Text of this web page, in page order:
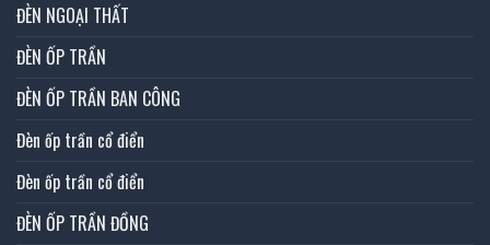
ĐÈN NGOẠI THẤT
ĐÈN ỐP TRẦN
ĐÈN ỐP TRẦN BAN CÔNG
Đèn ốp trần cổ điển
Đèn ốp trần cổ điển
ĐÈN ỐP TRẦN ĐỒNG